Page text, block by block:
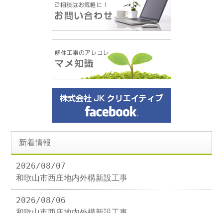
新着情報
2026/08/07
和歌山市西庄地内外構新設工事
2026/08/06